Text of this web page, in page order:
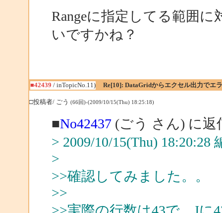
Rangeに指定してる範囲
いですかね？
■42439 / inTopicNo.11) Re[10]: DataGridからエクセル出力でエ
□投稿者/ ごう (66回)-(2009/10/15(Thu) 18:25:18)
■No42437(ごう さん) に返
> 2009/10/15(Thu) 18:20:28
>
>>確認してみました。。
>>